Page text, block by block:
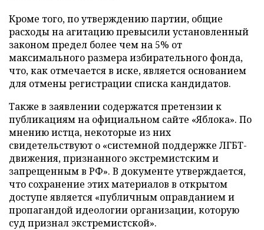
Кроме того, по утверждению партии, общие
расходы на агитацию превысили установленный
законом предел более чем на 5% от
максимального размера избирательного фонда,
что, как отмечается в иске, является основанием
для отмены регистрации списка кандидатов.
Также в заявлении содержатся претензии к
публикациям на официальном сайте «Яблока». По
мнению истца, некоторые из них
свидетельствуют о «системной поддержке ЛГБТ-
движения, признанного экстремистским и
запрещенным в РФ». В документе утверждается,
что сохранение этих материалов в открытом
доступе является «публичным оправданием и
пропагандой идеологии организации, которую
суд признал экстремистской».